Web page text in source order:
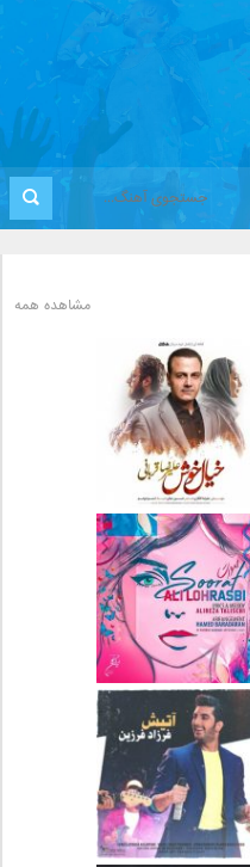
مشاهده همه
دانلود آهنگ جدید علیرضا
قربانی بنام خیال خوش
دانلود آهنگ جدید علی
لهراسبی بنام صورت